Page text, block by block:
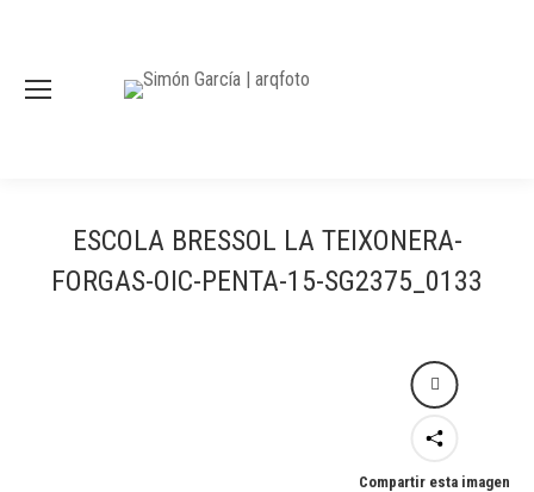
ESCOLA BRESSOL LA TEIXONERA-
FORGAS-OIC-PENTA-15-SG2375_0133
Compartir esta imagen